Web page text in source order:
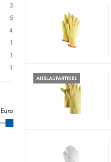
3
5
4
1
1
1
Euro
AUSLAUFARTIKEL